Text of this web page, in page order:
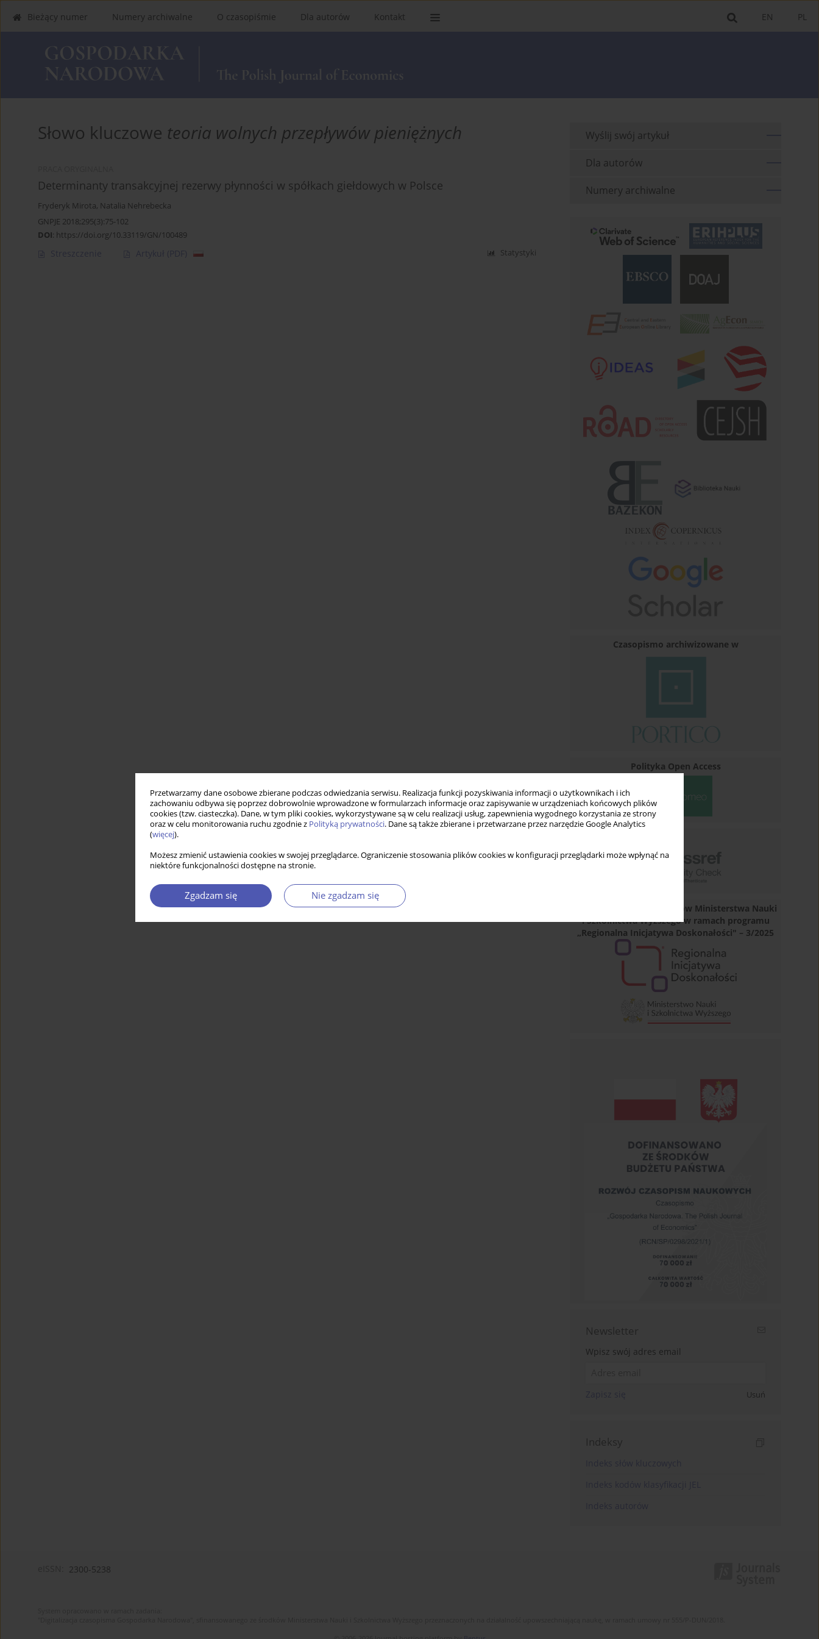
Przetwarzamy dane osobowe zbierane podczas odwiedzania serwisu. Realizacja funkcji pozyskiwania informacji o użytkownikach i ich
zachowaniu odbywa się poprzez dobrowolnie wprowadzone w formularzach informacje oraz zapisywanie w urządzeniach końcowych plików
cookies (tzw. ciasteczka). Dane, w tym pliki cookies, wykorzystywane są w celu realizacji usług, zapewnienia wygodnego korzystania ze strony
oraz w celu monitorowania ruchu zgodnie z Polityką prywatności. Dane są także zbierane i przetwarzane przez narzędzie Google Analytics
(więcej).
Możesz zmienić ustawienia cookies w swojej przeglądarce. Ograniczenie stosowania plików cookies w konfiguracji przeglądarki może wpłynąć na
niektóre funkcjonalności dostępne na stronie.
Zgadzam się Nie zgadzam się
PL
EN
Bieżący numer Numery archiwalne O czasopiśmie Dla autorów Kontakt
Słowo kluczowe teoria wolnych przepływów pieniężnych
Determinanty transakcyjnej rezerwy płynności w spółkach giełdowych w Polsce
Fryderyk Mirota, Natalia Nehrebecka
GNPJE 2018;295(3):75-102
DOI: https://doi.org/10.33119/GN/100489
Streszczenie Artykuł (PDF) Statystyki
Wyślij swój artykuł
Dla autorów
Numery archiwalne
Czasopismo archiwizowane w
Polityka Open Access
Dofinansowano ze środków Ministerstwa Nauki
i Szkolnictwa Wyższego w ramach programu
„Regionalna Inicjatywa Doskonałości" – 3/2025
Newsletter
Wpisz swój adres email
Usuń
Indeksy
2300-5238